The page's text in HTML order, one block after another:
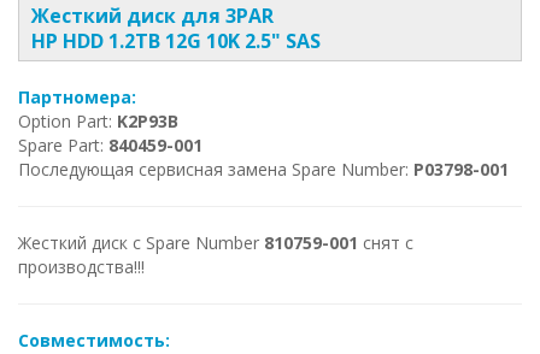
Жесткий диск для 3PAR
HP HDD 1.2TB 12G 10K 2.5" SAS
Партномера:
Option Part: K2P93B
Spare Part: 840459-001
Последующая сервисная замена Spare Number: P03798-001
Жесткий диск с Spare Number 810759-001 снят с
производства!!!
Совместимость: